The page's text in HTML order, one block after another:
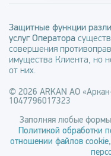
Защитные функции
услуг Оператора
совершения
имущества Клиента, но
от них.
© 2026 ARKAN АО
1047796017323
Заполняя любые формы
Политикой обработки
отношении файлов cookie